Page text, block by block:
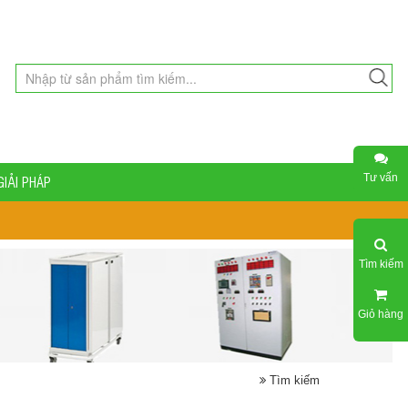
PHÁP
Tìm kiếm
Tư vấn
Tìm kiếm
Giỏ hàng